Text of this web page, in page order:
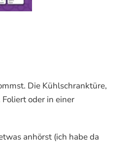
Die Kühlschranktüre,
oder in einer
anhörst (ich habe da